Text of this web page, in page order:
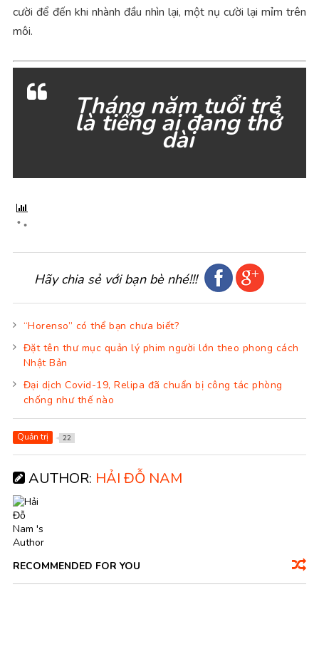
cười để đến khi nhành đầu nhìn lại, một nụ cười lại mỉm trên
môi.
Tháng năm tuổi trẻ
là tiếng ai đang thở
dài
Hãy chia sẻ với bạn bè nhé!!!
“Horenso” có thể bạn chưa biết?
Đặt tên thư mục quản lý phim người lớn theo phong cách
Nhật Bản
Đại dịch Covid-19, Relipa đã chuẩn bị công tác phòng
chống như thế nào
Quản trị 22
AUTHOR: HẢI ĐỖ NAM
RECOMMENDED FOR YOU